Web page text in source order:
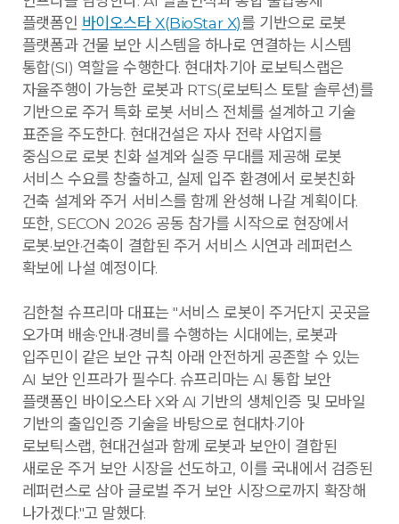
플랫폼인 바이오스타 X(BioStar X)를 기반으로 로봇
플랫폼과 건물 보안 시스템을 하나로 연결하는 시스템
통합(SI) 역할을 수행한다. 현대차·기아 로보틱스랩은
자율주행이 가능한 로봇과 RTS(로보틱스 토탈 솔루션)를
기반으로 주거 특화 로봇 서비스 전체를 설계하고 기술
표준을 주도한다. 현대건설은 자사 전략 사업지를
중심으로 로봇 친화 설계와 실증 무대를 제공해 로봇
서비스 수요를 창출하고, 실제 입주 환경에서 로봇친화
건축 설계와 주거 서비스를 함께 완성해 나갈 계획이다.
또한, SECON 2026 공동 참가를 시작으로 현장에서
로봇·보안·건축이 결합된 주거 서비스 시연과 레퍼런스
확보에 나설 예정이다.
김한철 슈프리마 대표는 "서비스 로봇이 주거단지 곳곳을
오가며 배송·안내·경비를 수행하는 시대에는, 로봇과
입주민이 같은 보안 규칙 아래 안전하게 공존할 수 있는
AI 보안 인프라가 필수다. 슈프리마는 AI 통합 보안
플랫폼인 바이오스타 X와 AI 기반의 생체인증 및 모바일
기반의 출입인증 기술을 바탕으로 현대차·기아
로보틱스랩, 현대건설과 함께 로봇과 보안이 결합된
새로운 주거 보안 시장을 선도하고, 이를 국내에서 검증된
레퍼런스로 삼아 글로벌 주거 보안 시장으로까지 확장해
나가겠다."고 말했다.